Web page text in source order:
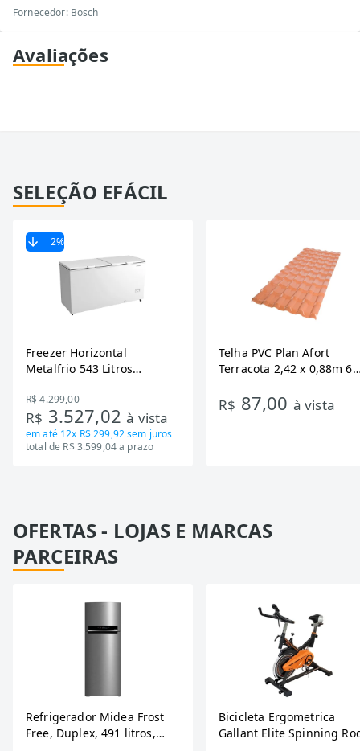
Fornecedor: Bosch
Avaliações
SELEÇÃO EFÁCIL
2%
Freezer Horizontal
Metalfrio 543 Litros
Tecnologia Inverter, Branco,
Bivolt
R$ 4.299,00
R$ 3.527,02à vista
em até 12x R$ 299,92sem juros
total de R$ 3.599,04 a prazo
Telha PVC Plan Afort
Terracota 2,42 x 0,88m 6
R$ 87,00 à vista
OFERTAS - LOJAS E MARCAS
PARCEIRAS
Refrigerador Midea Frost
Free, Duplex, 491 litros,
Bicicleta Ergometrica
Gallant Elite Spinning